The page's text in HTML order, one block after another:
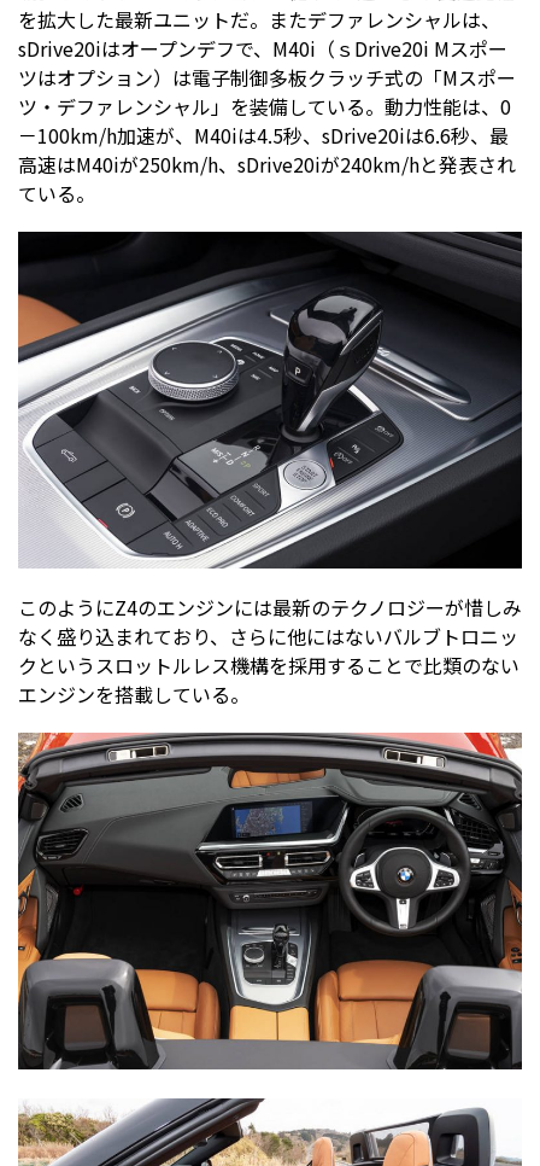
を拡大した最新ユニットだ。またデファレンシャルは、
sDrive20iはオープンデフで、M40i（ｓDrive20i Mスポー
ツはオプション）は電子制御多板クラッチ式の「Mスポー
ツ・デファレンシャル」を装備している。動力性能は、0
－100km/h加速が、M40iは4.5秒、sDrive20iは6.6秒、最
高速はM40iが250km/h、sDrive20iが240km/hと発表され
ている。
このようにZ4のエンジンには最新のテクノロジーが惜しみ
なく盛り込まれており、さらに他にはないバルブトロニッ
クというスロットルレス機構を採用することで比類のない
エンジンを搭載している。